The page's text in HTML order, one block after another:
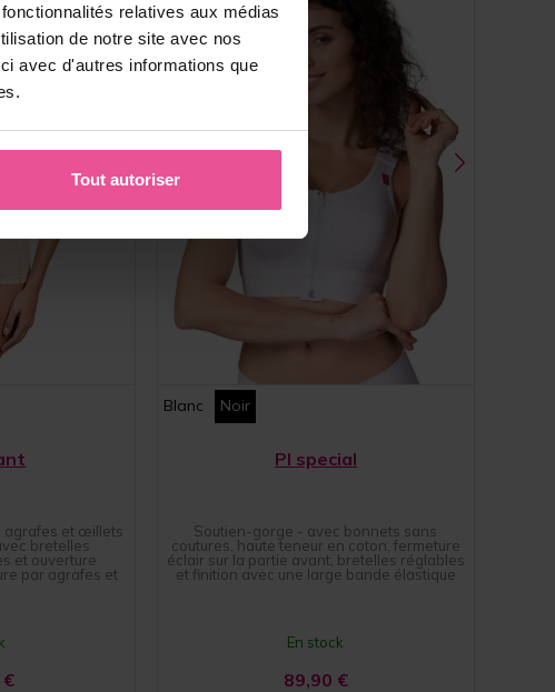
relatives aux médias
de notre site avec nos
avec d'autres informations que
Tout autoriser
agrafes et œillets
bretelles
et ouverture
par agrafes et
€
Blanc Noir
PI special
Soutien-gorge - avec bonnets sans
coutures, haute teneur en coton, fermeture
éclair sur la partie avant, bretelles réglables
et finition avec une large bande élastique
En stock
89,90 €